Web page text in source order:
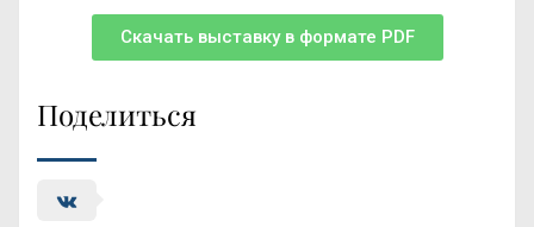
Скачать выставку в формате PDF
Поделиться